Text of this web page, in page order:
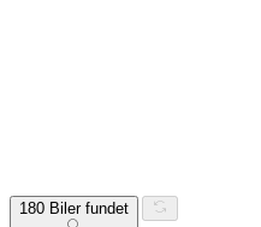
180 Biler fundet